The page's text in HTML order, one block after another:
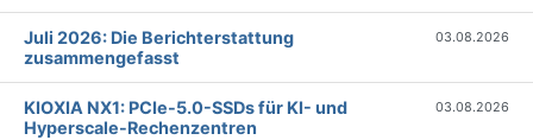
Juli 2026: Die Bericht­erstattung
zusammengefasst
03.08.2026
KIOXIA NX1: PCIe-5.0-SSDs für KI- und
Hyperscale-Rechenzentren
03.08.2026